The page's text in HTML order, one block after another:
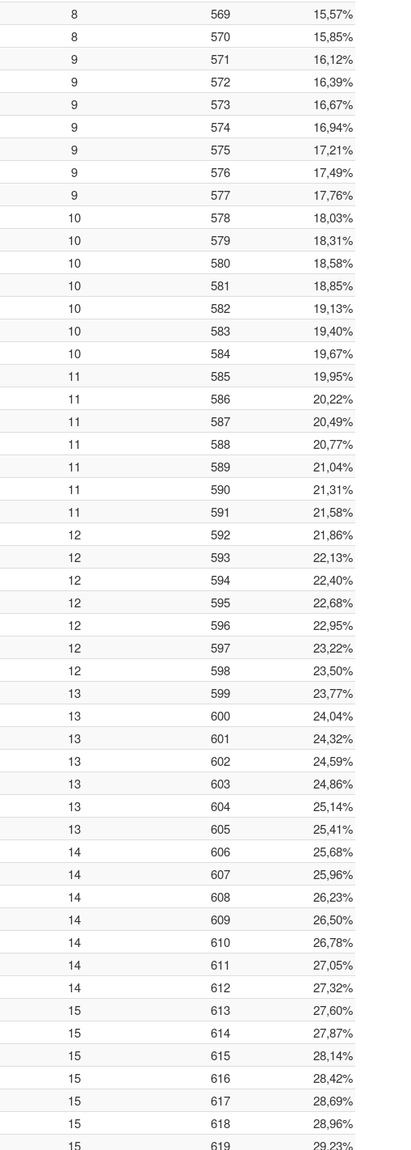
8 569 15,57%
8 570 15,85%
9 571 16,12%
9 572 16,39%
9 573 16,67%
9 574 16,94%
9 575 17,21%
9 576 17,49%
9 577 17,76%
10 578 18,03%
10 579 18,31%
10 580 18,58%
10 581 18,85%
10 582 19,13%
10 583 19,40%
10 584 19,67%
11 585 19,95%
11 586 20,22%
11 587 20,49%
11 588 20,77%
11 589 21,04%
11 590 21,31%
11 591 21,58%
12 592 21,86%
12 593 22,13%
12 594 22,40%
12 595 22,68%
12 596 22,95%
12 597 23,22%
12 598 23,50%
13 599 23,77%
13 600 24,04%
13 601 24,32%
13 602 24,59%
13 603 24,86%
13 604 25,14%
13 605 25,41%
14 606 25,68%
14 607 25,96%
14 608 26,23%
14 609 26,50%
14 610 26,78%
14 611 27,05%
14 612 27,32%
15 613 27,60%
15 614 27,87%
15 615 28,14%
15 616 28,42%
15 617 28,69%
15 618 28,96%
15 619 29,23%